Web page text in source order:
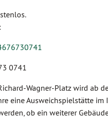
0741
Wagner-Platz wird ab
eine Ausweichspielstätte
ob ein weiterer